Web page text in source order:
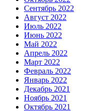
Сентябрь 2022
Август 2022
Июль 2022
Июнь 2022
Май 2022
Апрель 2022
Март 2022
Февраль 2022
Январь 2022
Декабрь 2021
Ноябрь 2021
Октябрь 2021